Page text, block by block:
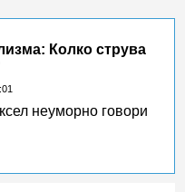
Колко струва
неуморно говори